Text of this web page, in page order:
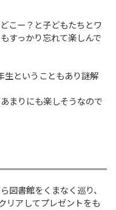
こー？と子どもたちとワ
すっかり忘れて楽しんで
生ということもあり謎解
まりにも楽しそうなので
図書館をくまなく巡り、
リアしてプレゼントをも